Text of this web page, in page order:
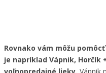
Rovnako vám môžu
je napríklad Vápnik, Horčík
voľnopredajné lieky. Vápnik